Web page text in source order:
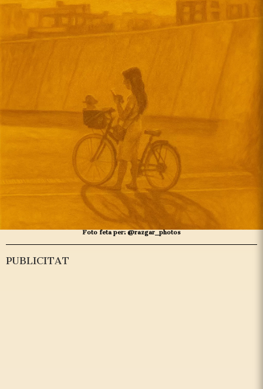
Foto feta per: @razgar_photos
PUBLICITAT